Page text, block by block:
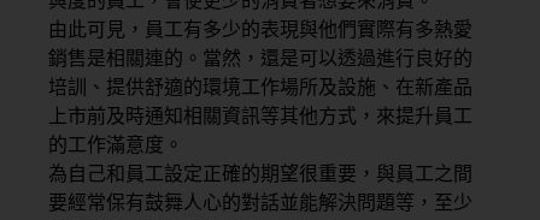
由此可見，員工有多少的表現與他們實際有多熱愛
銷售是相關連的。當然，還是可以透過進行良好的
培訓、提供舒適的環境工作場所及設施、在新產品
上市前及時通知相關資訊等其他方式，來提升員工
的工作滿意度。
為自己和員工設定正確的期望很重要，與員工之間
要經常保有鼓舞人心的對話並能解決問題等，至少